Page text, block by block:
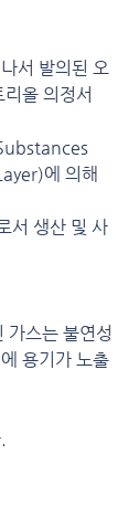
서 발의된 오
올 의정서
에 의해
서 생산 및 사
가스는 불연성
용기가 노출